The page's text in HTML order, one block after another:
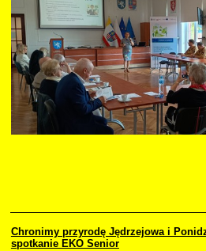
Chronimy przyrodę Jędrzejowa i
spotkanie EKO Senior